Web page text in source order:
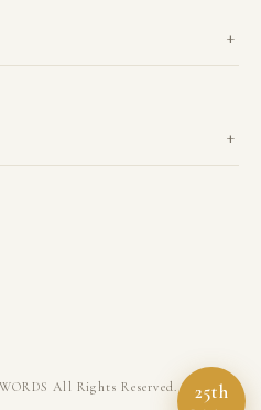
All Rights Reserved. 25th